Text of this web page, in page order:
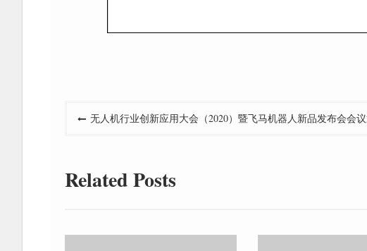
文
航
无人机行业创新应用大会（2020）暨飞马机器人新品发布会会
Related Posts